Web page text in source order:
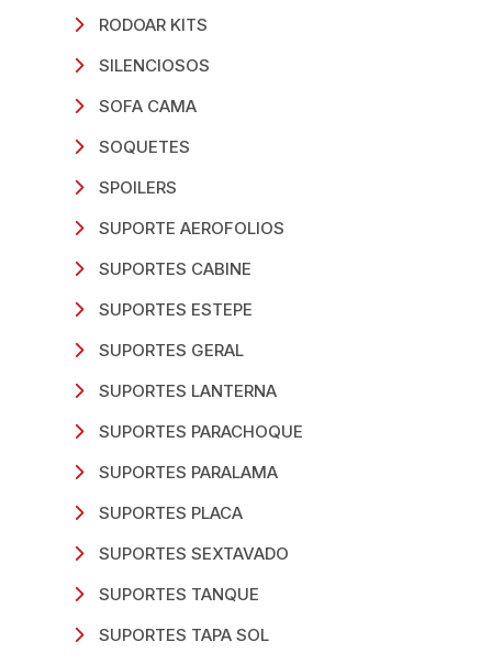
RODOAR KITS
SILENCIOSOS
SOFA CAMA
SOQUETES
SPOILERS
SUPORTE AEROFOLIOS
SUPORTES CABINE
SUPORTES ESTEPE
SUPORTES GERAL
SUPORTES LANTERNA
SUPORTES PARACHOQUE
SUPORTES PARALAMA
SUPORTES PLACA
SUPORTES SEXTAVADO
SUPORTES TANQUE
SUPORTES TAPA SOL